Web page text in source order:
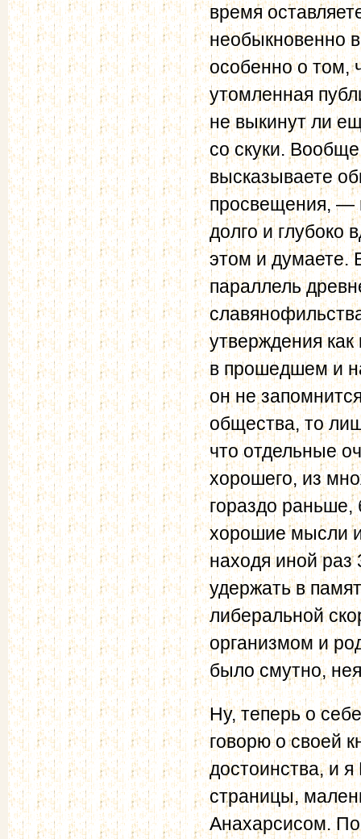
время
необыкновенно
особенно о том,
утомленная
не выкинут ли
со скуки.
высказываете
просвещения, —
долго и глубоко
этом и
параллель
утверждения
в прошедшем и
он не
общества, то
что отдельные
хорошего, из
гораздо
хорошие мысли
находя иной
удержать в
либеральной
организмом и
было смутно,
Ну, теперь о
говорю о своей
достоинства, и
страницы,
Анахарсисом.